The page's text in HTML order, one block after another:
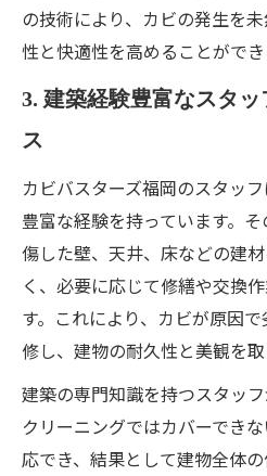
の技術により、カビの発生を
性と快適性を高めることができ
3. 建築経験豊富なスタ
ス
カビバスターズ福岡のスタッ
豊富な経験を持っています。
傷した壁、天井、床などの建
く、必要に応じて修繕や交換
す。これにより、カビが原因
修し、建物の耐久性と美観を取
建築の専門知識を持つスタッ
クリーニングではカバーでき
応でき、結果として建物全体